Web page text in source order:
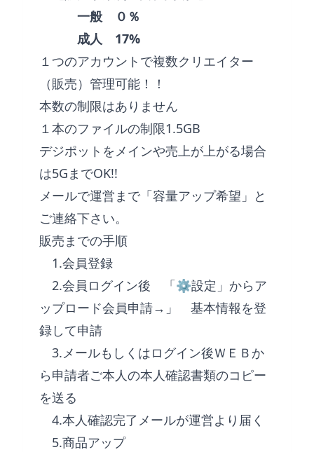
一般 ０％
成人 17%
１つのアカウントで複数クリエイター
（販売）管理可能！！
本数の制限はありません
１本のファイルの制限1.5GB
デジポットをメインや売上が上がる場合
は5GまでOK!!
メールで運営まで「容量アップ希望」と
ご連絡下さい。
販売までの手順
1.会員登録
2.会員ログイン後 「⚙設定 」からア
ップロード会員申請→ 」 基本情報を登
録して申請
3.メールもしくはログイン後ＷＥＢか
ら申請者ご本人の本人確認書類のコピー
を送る
4.本人確認完了メールが運営より届く
5.商品アップ